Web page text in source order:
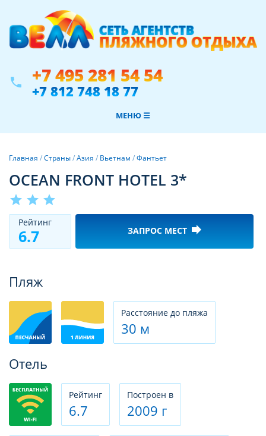
phone +7 495 281 54 54
+7 812 748 18 77
МЕНЮ ☰
Главная /Страны/Азия / Вьетнам /Фантьет
OCEAN FRONT HOTEL 3*
star star star
Рeйтинг
6.7 ЗАПРОС МЕСТ forward
Пляж
Расстояние до пляжа
30 м
Отель
Рeйтинг
6.7
Построен в
2009 г